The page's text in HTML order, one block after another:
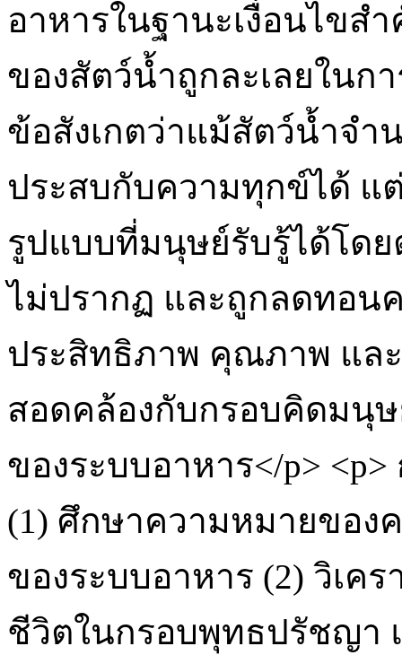
อาหารในฐานะเงื่อนไข
ของสัตว์น้ำถูกละเลยในก
ข้อสังเกตว่าแม้สัตว์น้ำจำ
ประสบกับความทุกข์ได้ แ
รูปแบบที่มนุษย์รับรู้ได้โด
ไม่ปรากฏ และถูกลดทอน
ประสิทธิภาพ คุณภาพ แล
สอดคล้องกับกรอบคิดมนุษ
ของระบบอาหาร</p>
(1) ศึกษาความหมายของ
ของระบบอาหาร (2) วิเค
ชีวิตในกรอบพุทธปรัชญา